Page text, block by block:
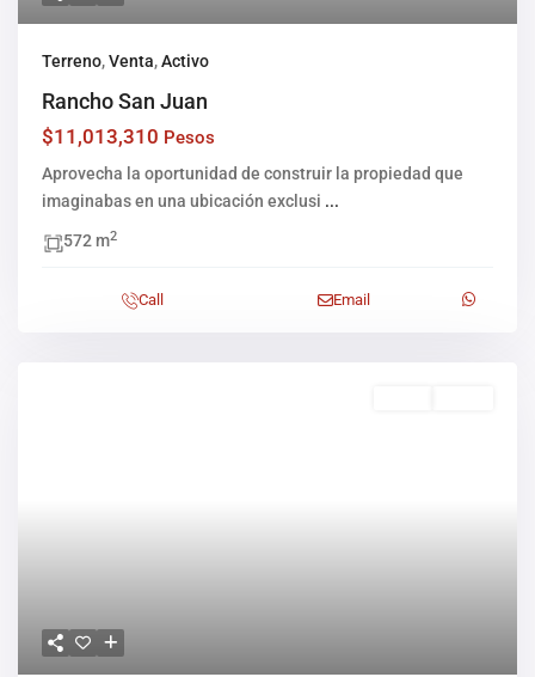
Terreno,Venta,Activo
Rancho San Juan
$11,013,310 Pesos
Aprovecha la oportunidad de construir la propiedad que
imaginabas en una ubicación exclusi ...
572 m2
Call Email